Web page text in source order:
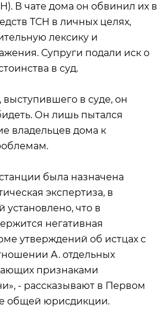
В чате дома он обвинил их в
ТСН в личных целях,
лексику и
Супруги подали иск о
в суд.
в суде, он
Он лишь пытался
владельцев дома к
была назначена
экспертиза, в
установлено, что в
негативная
утверждений об истцах с
А. отдельных
признаками
- рассказывают в Первом
общей юрисдикции.